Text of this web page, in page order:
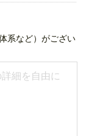
系など）がござい